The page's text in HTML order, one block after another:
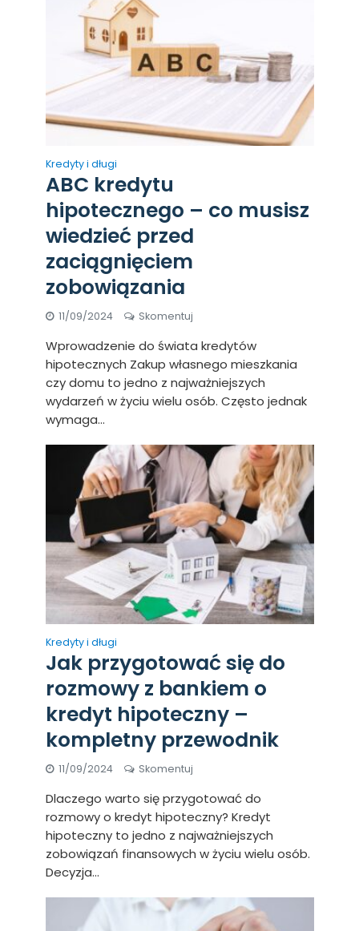
Kredyty i długi
ABC kredytu
hipotecznego – co musisz
wiedzieć przed
zaciągnięciem
zobowiązania
11/09/2024 Skomentuj
Wprowadzenie do świata kredytów
hipotecznych Zakup własnego mieszkania
czy domu to jedno z najważniejszych
wydarzeń w życiu wielu osób. Często jednak
wymaga...
Kredyty i długi
Jak przygotować się do
rozmowy z bankiem o
kredyt hipoteczny –
kompletny przewodnik
11/09/2024 Skomentuj
Dlaczego warto się przygotować do
rozmowy o kredyt hipoteczny? Kredyt
hipoteczny to jedno z najważniejszych
zobowiązań finansowych w życiu wielu osób.
Decyzja...